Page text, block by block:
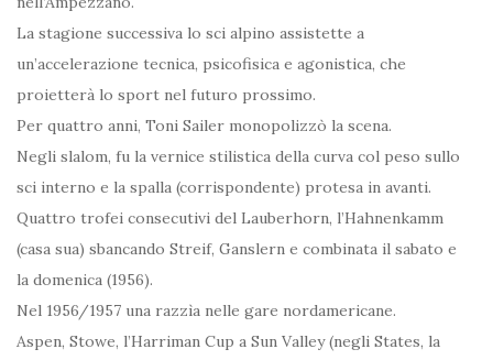
La stagione successiva lo sci alpino assistette a
un’accelerazione tecnica, psicofisica e agonistica, che
proietterà lo sport nel futuro prossimo.
Per quattro anni, Toni Sailer monopolizzò la scena.
Negli slalom, fu la vernice stilistica della curva col peso sullo
sci interno e la spalla (corrispondente) protesa in avanti.
Quattro trofei consecutivi del Lauberhorn, l’Hahnenkamm
(casa sua) sbancando Streif, Ganslern e combinata il sabato e
la domenica (1956).
Nel 1956/1957 una razzìa nelle gare nordamericane.
Aspen, Stowe, l’Harriman Cup a Sun Valley (negli States, la